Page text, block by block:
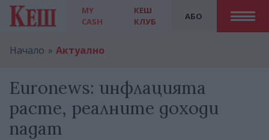
MY
CASH
АБО
КЕШ
КЛУБ
Начало Актуално
Euronews: инфлацията
расте, реалните доходи
падат